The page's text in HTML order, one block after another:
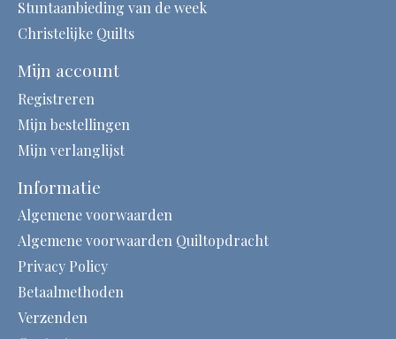
Stuntaanbieding van de week
Christelijke Quilts
Mijn account
Registreren
Mijn bestellingen
Mijn verlanglijst
Informatie
Algemene voorwaarden
Algemene voorwaarden Quiltopdracht
Privacy Policy
Betaalmethoden
Verzenden